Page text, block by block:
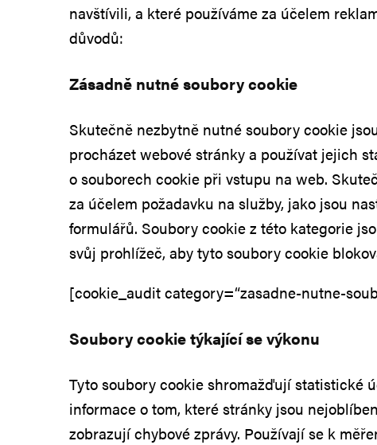
navštívili, a které používáme za účelem
důvodů:
Zásadně nutné soubory cookie
Skutečně nezbytně nutné soubory cookie
procházet webové stránky a používat jejich
o souborech cookie při vstupu na web.
za účelem požadavku na služby, jako jsou
formulářů. Soubory cookie z této kategorie
svůj prohlížeč, aby tyto soubory cookie
[cookie_audit category=“zasadne-nutne-
Soubory cookie týkající se výkonu
Tyto soubory cookie shromažďují statistické
informace o tom, které stránky jsou
zobrazují chybové zprávy. Používají se k